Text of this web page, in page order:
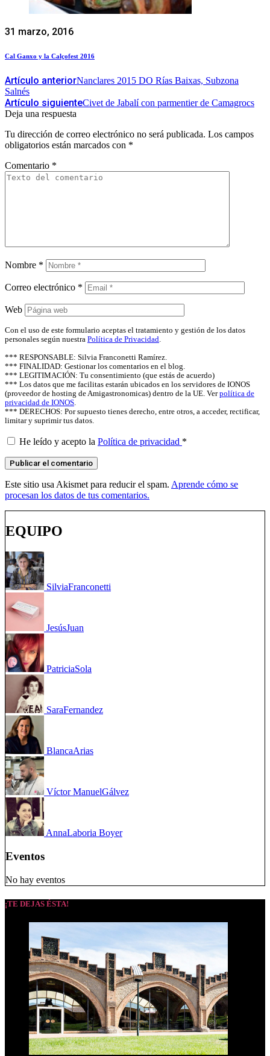
31 marzo, 2016
Cal Ganxo y la Calçofest 2016
Artículo anteriorNanclares 2015 DO Rías Baixas, Subzona
Salnés
Artículo siguienteCivet de Jabalí con parmentier de Camagrocs
Deja una respuesta
Tu dirección de correo electrónico no será publicada. Los campos
obligatorios están marcados con *
Comentario *
Nombre *
Correo electrónico *
Web
Con el uso de este formulario aceptas el tratamiento y gestión de los datos
personales según nuestra Política de Privacidad.
*** RESPONSABLE: Silvia Franconetti Ramírez.
*** FINALIDAD: Gestionar los comentarios en el blog.
*** LEGITIMACIÓN: Tu consentimiento (que estás de acuerdo)
*** Los datos que me facilitas estarán ubicados en los servidores de IONOS
(proveedor de hosting de Amigastronomicas) dentro de la UE. Verpolítica de
privacidad de IONOS.
*** DERECHOS: Por supuesto tienes derecho, entre otros, a acceder, rectificar,
limitar y suprimir tus datos.
He leído y acepto la Política de privacidad *
Este sitio usa Akismet para reducir el spam. Aprende cómo se
procesan los datos de tus comentarios.
EQUIPO
SilviaFranconetti
JesúsJuan
PatriciaSola
SaraFernandez
BlancaArias
Víctor ManuelGálvez
AnnaLaboria Boyer
Eventos
No hay eventos
¡TE DEJAS ÉSTA!